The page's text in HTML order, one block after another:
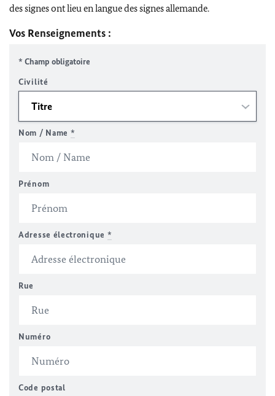
des signes ont lieu en langue des signes allemande.
Vos Renseignements :
* Champ obligatoire
Civilité
Nom / Name *
Prénom
Adresse électronique *
Rue
Numéro
Code postal